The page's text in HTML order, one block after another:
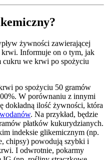
żywności zawierającej
Informuje on o tym, jak
cukru we krwi po spożyciu
po spożyciu 50 gramów
W porównaniu z innymi
dokładną ilość żywności, która
. Na przykład, będzie
płatków kukurydzianych.
indeksie glikemicznym (np.
chipsy) powodują szybki i
I odwrotnie, pokarmy